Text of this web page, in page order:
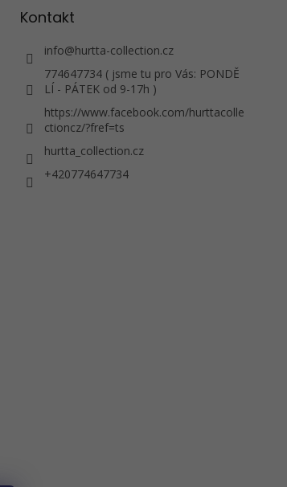
Kontakt
info@hurtta-collection.cz
774647734 ( jsme tu pro Vás: PONDĚ
LÍ - PÁTEK od 9-17h )
https://www.facebook.com/hurttacolle
ctioncz/?fref=ts
hurtta_collection.cz
+420774647734